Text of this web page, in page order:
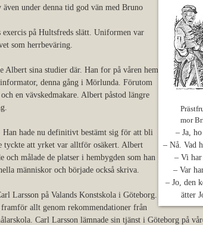
mor
– Ja,
– Nå. Vad
– Vi har
– Var
– Jo, den
ätter
under denna tid god vän med Bruno
på Hultsfreds slätt. Uniformen var
som herrbeväring.
sina studier där. Han for på våren hem
denna gång i Mörlunda. Förutom
en vävskedmakare. Albert påstod längre
hade nu definitivt bestämt sig för att bli
tyckte att yrket var alltför osäkert. Albert
och målade de platser i hembygden som han
människor och började också skriva.
Larsson på Valands Konstskola i Göteborg.
allt genom rekommendationer från
Carl Larsson lämnade sin tjänst i Göteborg på